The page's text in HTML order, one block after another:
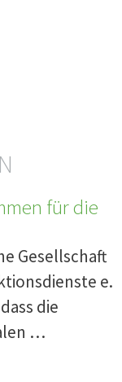
für die
Gesellschaft
e.
die
…